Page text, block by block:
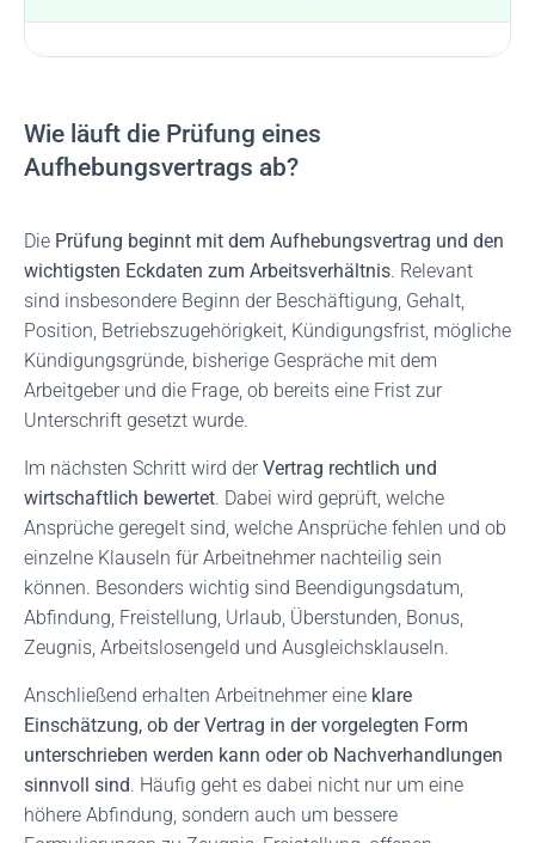
Wie läuft die Prüfung eines
Aufhebungsvertrags ab?
Die Prüfung beginnt mit dem Aufhebungsvertrag und den
wichtigsten Eckdaten zum Arbeitsverhältnis. Relevant
sind insbesondere Beginn der Beschäftigung, Gehalt,
Position, Betriebszugehörigkeit, Kündigungsfrist, mögliche
Kündigungsgründe, bisherige Gespräche mit dem
Arbeitgeber und die Frage, ob bereits eine Frist zur
Unterschrift gesetzt wurde.
Im nächsten Schritt wird derVertrag rechtlich und
wirtschaftlich bewertet. Dabei wird geprüft, welche
Ansprüche geregelt sind, welche Ansprüche fehlen und ob
einzelne Klauseln für Arbeitnehmer nachteilig sein
können. Besonders wichtig sind Beendigungsdatum,
Abfindung, Freistellung, Urlaub, Überstunden, Bonus,
Zeugnis, Arbeitslosengeld und Ausgleichsklauseln.
Anschließend erhalten Arbeitnehmer eine klare
Einschätzung, ob der Vertrag in der vorgelegten Form
unterschrieben werden kann oder ob Nachverhandlungen
sinnvoll sind. Häufig geht es dabei nicht nur um eine
höhere Abfindung, sondern auch um bessere